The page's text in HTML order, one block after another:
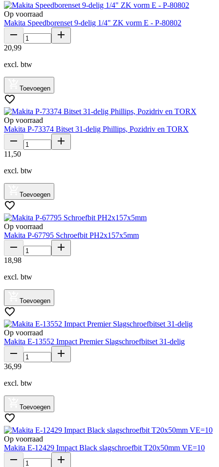
Op voorraad
Makita Speedborenset 9-delig 1/4" ZK vorm E - P-80802
20,99
excl. btw
Toevoegen
Op voorraad
Makita P-73374 Bitset 31-delig Phillips, Pozidriv en TORX
11 ,50
excl. btw
Toevoegen
Op voorraad
Makita P-67795 Schroefbit PH2x157x5mm
18,98
excl. btw
Toevoegen
Op voorraad
Makita E-13552 Impact Premier Slagschroefbitset 31-delig
36,99
excl. btw
Toevoegen
Op voorraad
Makita E-12429 Impact Black slagschroefbit T20x50mm VE=10